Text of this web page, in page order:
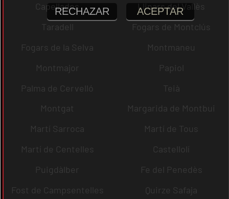
Capellades
Llinars del Vallès
Taradell
Fogars de Montclús
Fogars de la Selva
Montmaneu
Montmajor
Papiol
Palma de Cervelló
Teià
Montgat
Margarida de Montbui
Martí Sarroca
Martí de Tous
Martí de Centelles
Castellolí
Puigdàlber
Fe del Penedès
Fost de Campsentelles
Quirze Safaja
RECHAZAR ACEPTAR